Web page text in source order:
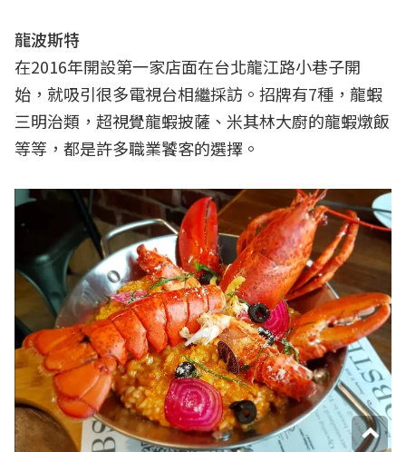
龍波斯特
在2016年開設第一家店面在台北龍江路小巷子開
始，就吸引很多電視台相繼採訪。招牌有7種，龍蝦
三明治類，超視覺龍蝦披薩、米其林大廚的龍蝦燉飯
等等，都是許多職業饕客的選擇。